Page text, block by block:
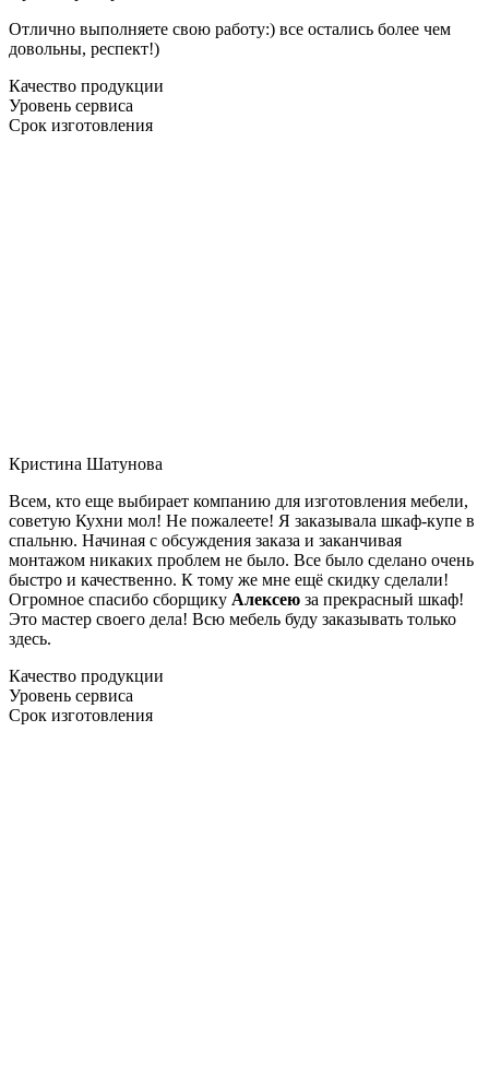
Отлично выполняете свою работу:) все остались более чем
довольны, респект!)
Качество продукции
Уровень сервиса
Срок изготовления
Кристина Шатунова
Всем, кто еще выбирает компанию для изготовления мебели,
советую Кухни мол! Не пожалеете! Я заказывала шкаф-купе в
спальню. Начиная с обсуждения заказа и заканчивая
монтажом никаких проблем не было. Все было сделано очень
быстро и качественно. К тому же мне ещё скидку сделали!
Огромное спасибо сборщику Алексею за прекрасный шкаф!
Это мастер своего дела! Всю мебель буду заказывать только
здесь.
Качество продукции
Уровень сервиса
Срок изготовления